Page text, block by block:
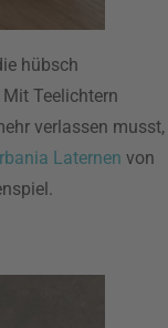
hübsch
Teelichtern
verlassen musst,
Laternen von